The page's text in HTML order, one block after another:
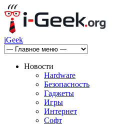
iGeek
Новости
Hardware
Безопасность
Гаджеты
Игры
Интернет
Софт